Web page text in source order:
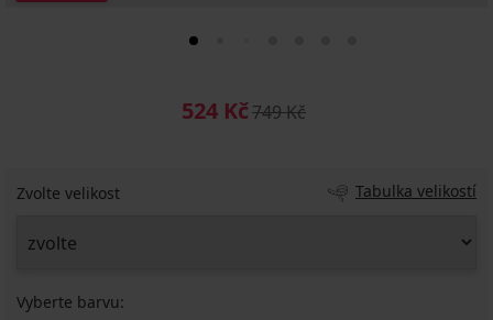
524 Kč749 Kč
Zvolte velikost Tabulka velikostí
Vyberte barvu: